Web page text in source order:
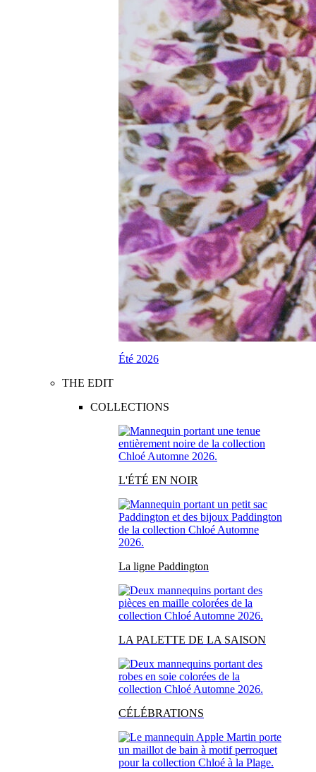
Été 2026
THE EDIT
COLLECTIONS
L'ÉTÉ EN NOIR
La ligne Paddington
LA PALETTE DE LA SAISON
CÉLÉBRATIONS